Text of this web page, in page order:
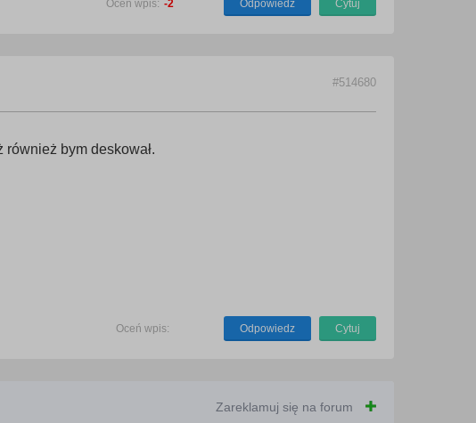
Oceń wpis: -2 Odpowiedz Cytuj
#514680
bym deskował.
Oceń wpis: Odpowiedz Cytuj
Zareklamuj się na forum